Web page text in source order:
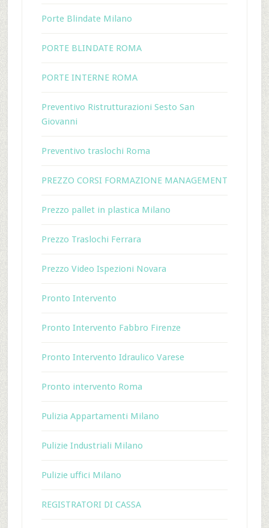
Porte Blindate Milano
PORTE BLINDATE ROMA
PORTE INTERNE ROMA
Preventivo Ristrutturazioni Sesto San
Giovanni
Preventivo traslochi Roma
PREZZO CORSI FORMAZIONE MANAGEMENT
Prezzo pallet in plastica Milano
Prezzo Traslochi Ferrara
Prezzo Video Ispezioni Novara
Pronto Intervento
Pronto Intervento Fabbro Firenze
Pronto Intervento Idraulico Varese
Pronto intervento Roma
Pulizia Appartamenti Milano
Pulizie Industriali Milano
Pulizie uffici Milano
REGISTRATORI DI CASSA